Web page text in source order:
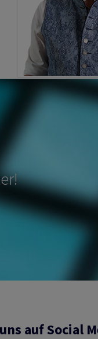
auf Social